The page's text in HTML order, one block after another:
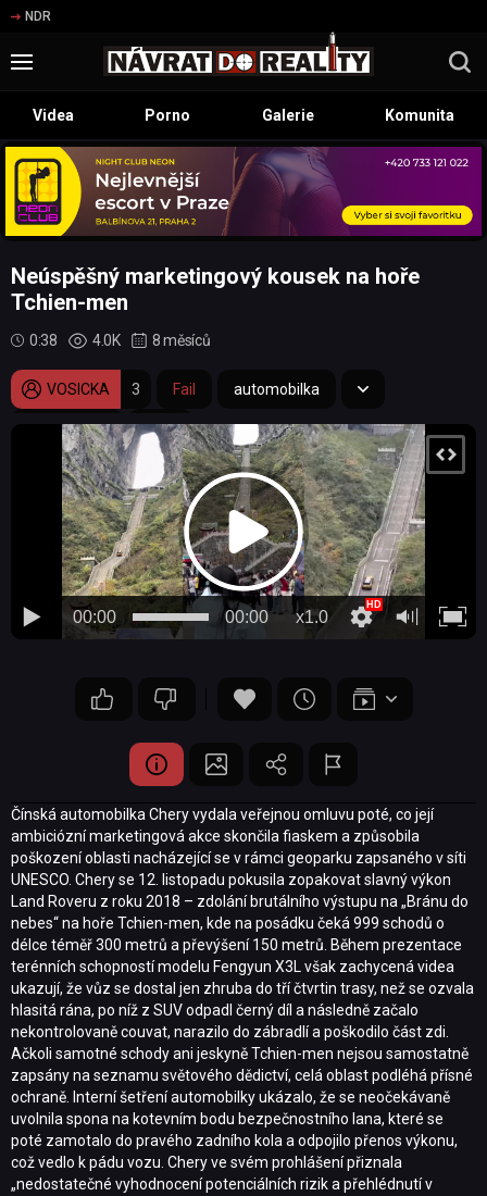
NDR
Videa Porno Galerie Komunita
Neúspěšný marketingový kousek na hoře
Tchien-men
0:38 4.0K 8 měsíců
VOSICKA 3 Fail automobilka
tchien-men hora
00:00 x1.0
00:00
Čínská automobilka Chery vydala veřejnou omluvu poté, co její
ambiciózní marketingová akce skončila fiaskem a způsobila
poškození oblasti nacházející se v rámci geoparku zapsaného v síti
UNESCO. Chery se 12. listopadu pokusila zopakovat slavný výkon
Land Roveru z roku 2018 – zdolání brutálního výstupu na „Bránu do
nebes“ na hoře Tchien-men, kde na posádku čeká 999 schodů o
délce téměř 300 metrů a převýšení 150 metrů. Během prezentace
terénních schopností modelu Fengyun X3L však zachycená videa
ukazují, že vůz se dostal jen zhruba do tří čtvrtin trasy, než se ozvala
hlasitá rána, po níž z SUV odpadl černý díl a následně začalo
nekontrolovaně couvat, narazilo do zábradlí a poškodilo část zdi.
Ačkoli samotné schody ani jeskyně Tchien-men nejsou samostatně
zapsány na seznamu světového dědictví, celá oblast podléhá přísné
ochraně. Interní šetření automobilky ukázalo, že se neočekávaně
uvolnila spona na kotevním bodu bezpečnostního lana, které se
poté zamotalo do pravého zadního kola a odpojilo přenos výkonu,
což vedlo k pádu vozu. Chery ve svém prohlášení přiznala
„nedostatečné vyhodnocení potenciálních rizik a přehlédnutí v